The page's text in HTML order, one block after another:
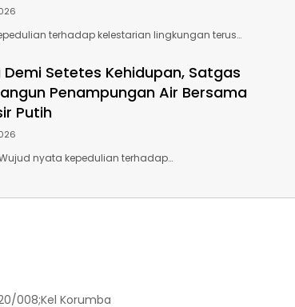
terhadap kelestarian lingkungan terus…
Setetes Kehidupan, Satgas
Penampungan Air Bersama
Putih
nyata kepedulian terhadap…
008;Kel Korumba